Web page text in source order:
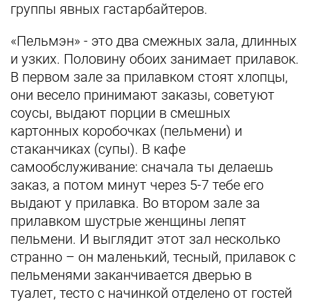
группы явных гастарбайтеров.
«Пельмэн» - это два смежных зала, длинных
и узких. Половину обоих занимает прилавок.
В первом зале за прилавком стоят хлопцы,
они весело принимают заказы, советуют
соусы, выдают порции в смешных
картонных коробочках (пельмени) и
стаканчиках (супы). В кафе
самообслуживание: сначала ты делаешь
заказ, а потом минут через 5-7 тебе его
выдают у прилавка. Во втором зале за
прилавком шустрые женщины лепят
пельмени. И выглядит этот зал несколько
странно – он маленький, тесный, прилавок с
пельменями заканчивается дверью в
туалет, тесто с начинкой отделено от гостей